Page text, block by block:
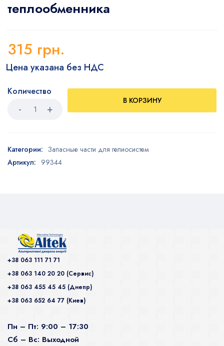
теплообменника
315 грн.
Цена указана без НДС
Количество
В КОРЗИНУ
Категории: Запасные части для гелиосистем
Артикул: 99344
+38 063 111 71 71
+38 063 140 20 20 (Сервис)
+38 063 455 45 45 (Днепр)
+38 063 652 64 77 (Киев)
Пн – Пт: 9:00 – 17:30
Сб – Вс: Выходной